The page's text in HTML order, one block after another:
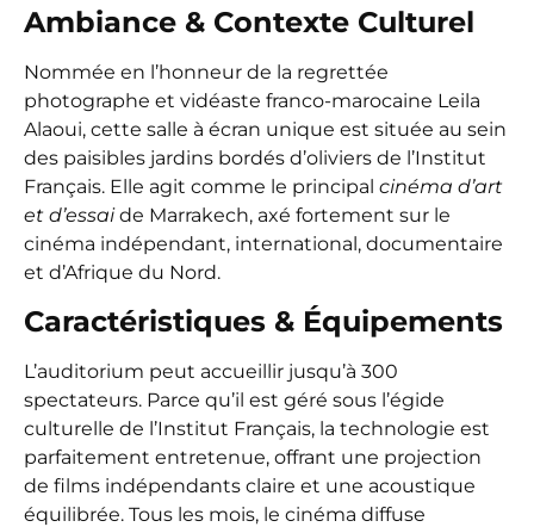
Ambiance & Contexte Culturel
Nommée en l’honneur de la regrettée
photographe et vidéaste franco-marocaine Leila
Alaoui, cette salle à écran unique est située au sein
des paisibles jardins bordés d’oliviers de l’Institut
Français. Elle agit comme le principal cinéma d’art
et d’essaide Marrakech, axé fortement sur le
cinéma indépendant, international, documentaire
et d’Afrique du Nord.
Caractéristiques & Équipements
L’auditorium peut accueillir jusqu’à 300
spectateurs. Parce qu’il est géré sous l’égide
culturelle de l’Institut Français, la technologie est
parfaitement entretenue, offrant une projection
de films indépendants claire et une acoustique
équilibrée. Tous les mois, le cinéma diffuse